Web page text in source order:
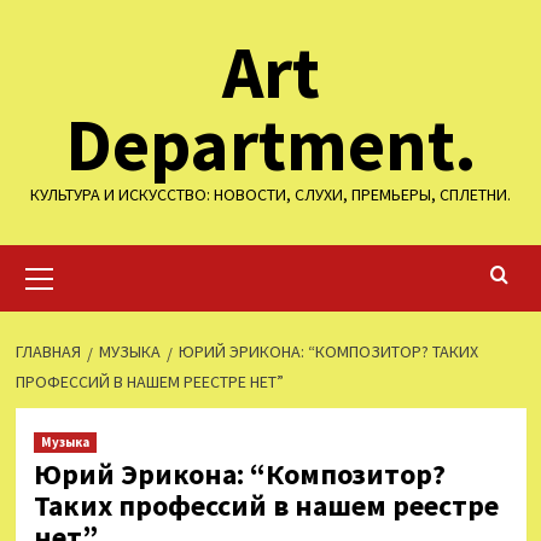
Art
Department.
КУЛЬТУРА И ИСКУССТВО: НОВОСТИ, СЛУХИ, ПРЕМЬЕРЫ, СПЛЕТНИ.
меню
ГЛАВНАЯ МУЗЫКА
ЮРИЙ ЭРИКОНА: “КОМПОЗИТОР? ТАКИХ
ПРОФЕССИЙ В НАШЕМ РЕЕСТРЕ НЕТ”
Музыка
Юрий Эрикона: “Композитор?
Таких профессий в нашем реестре